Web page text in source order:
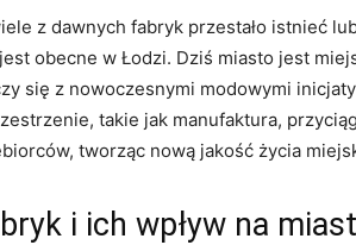
z dawnych fabryk przestało istnieć
obecne w Łodzi. Dziś miasto jest
się z nowoczesnymi modowymi
takie jak manufaktura,
tworząc nową jakość życia
i ich wpływ na